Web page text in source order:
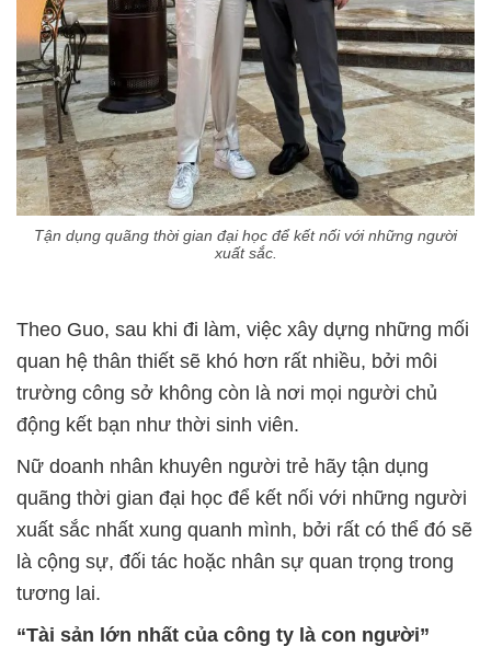
Tận dụng quãng thời gian đại học để kết nối với những người
xuất sắc.
Theo Guo, sau khi đi làm, việc xây dựng những mối
quan hệ thân thiết sẽ khó hơn rất nhiều, bởi môi
trường công sở không còn là nơi mọi người chủ
động kết bạn như thời sinh viên.
Nữ doanh nhân khuyên người trẻ hãy tận dụng
quãng thời gian đại học để kết nối với những người
xuất sắc nhất xung quanh mình, bởi rất có thể đó sẽ
là cộng sự, đối tác hoặc nhân sự quan trọng trong
tương lai.
“Tài sản lớn nhất của công ty là con người”